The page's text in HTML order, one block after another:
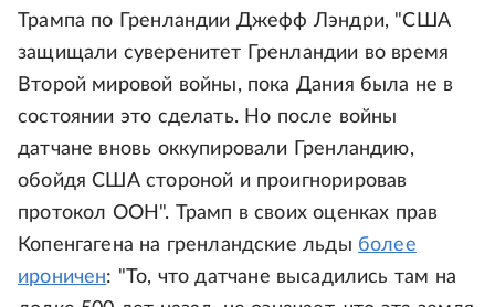
Трампа по Гренландии Джефф Лэндри, "США
защищали суверенитет Гренландии во время
Второй мировой войны, пока Дания была не в
состоянии это сделать. Но после войны
датчане вновь оккупировали Гренландию,
обойдя США стороной и проигнорировав
протокол ООН". Трамп в своих оценках прав
Копенгагена на гренландские льды более
ироничен: "То, что датчане высадились там на